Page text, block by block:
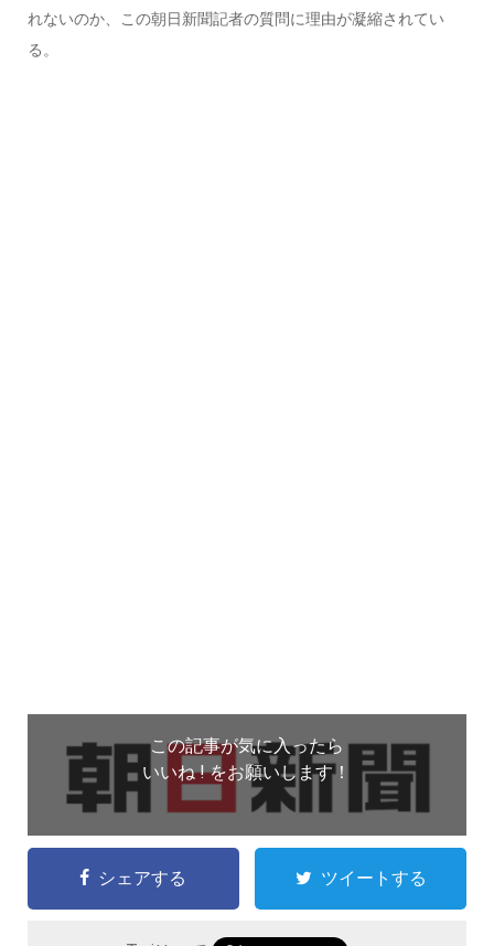
れないのか、この朝日新聞記者の質問に理由が凝縮されてい
る。
この記事が気に入ったら
いいね ! をお願いします！
シェアする ツイートする